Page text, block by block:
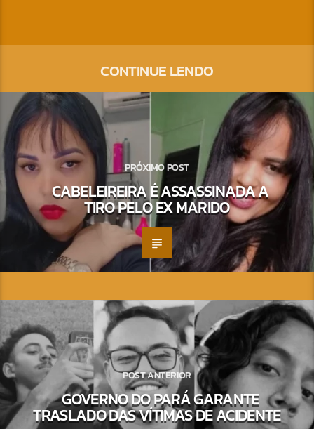
CONTINUE LENDO
PRÓXIMO POST
CABELEIREIRA É ASSASSINADA A
TIRO PELO EX MARIDO
POST ANTERIOR
GOVERNO DO PARÁ GARANTE
TRASLADO DAS VÍTIMAS DE ACIDENTE